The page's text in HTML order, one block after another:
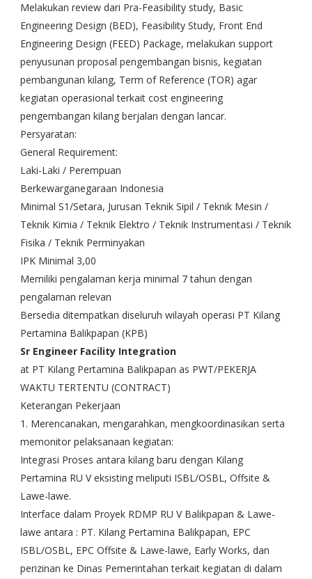
Melakukan review dari Pra-Feasibility study, Basic
Engineering Design (BED), Feasibility Study, Front End
Engineering Design (FEED) Package, melakukan support
penyusunan proposal pengembangan bisnis, kegiatan
pembangunan kilang, Term of Reference (TOR) agar
kegiatan operasional terkait cost engineering
pengembangan kilang berjalan dengan lancar.
Persyaratan:
General Requirement:
Laki-Laki / Perempuan
Berkewarganegaraan Indonesia
Minimal S1/Setara, Jurusan Teknik Sipil / Teknik Mesin /
Teknik Kimia / Teknik Elektro / Teknik Instrumentasi / Teknik
Fisika / Teknik Perminyakan
IPK Minimal 3,00
Memiliki pengalaman kerja minimal 7 tahun dengan
pengalaman relevan
Bersedia ditempatkan diseluruh wilayah operasi PT Kilang
Pertamina Balikpapan (KPB)
Sr Engineer Facility Integration
at PT Kilang Pertamina Balikpapan as PWT/PEKERJA
WAKTU TERTENTU (CONTRACT)
Keterangan Pekerjaan
1. Merencanakan, mengarahkan, mengkoordinasikan serta
memonitor pelaksanaan kegiatan:
Integrasi Proses antara kilang baru dengan Kilang
Pertamina RU V eksisting meliputi ISBL/OSBL, Offsite &
Lawe-lawe.
Interface dalam Proyek RDMP RU V Balikpapan & Lawe-
lawe antara : PT. Kilang Pertamina Balikpapan, EPC
ISBL/OSBL, EPC Offsite & Lawe-lawe, Early Works, dan
perizinan ke Dinas Pemerintahan terkait kegiatan di dalam